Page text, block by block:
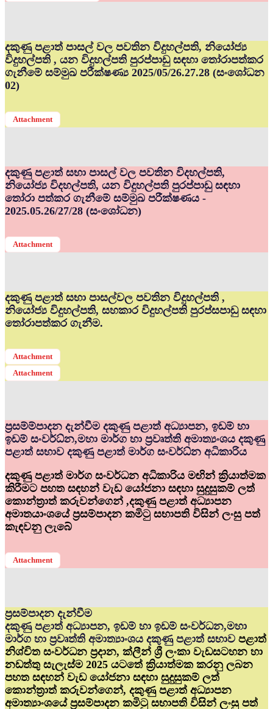
දකුණු පළාත් පාසල් වල පවතින විදුහල්පති, නියෝජ්‍ය
විදුහල්පති , යන විදුහල්පති පුරප්පාඩු සඳහා තෝරාපත්කර
ගැනීමේ සම්මුඛ පරීක්ෂණ්‍ය 2025/05/26.27.28 (සංශෝධන
02)
Attachment
දකුණු පළාත් සභා පාසල් වල පවතින විදහල්පති,
නියෝජ්‍ය විදහල්පති, යන විදුහල්පති පුරප්පාඩු සඳහා
තෝරා පත්කර ගැනීමේ සම්මුඛ පරීක්ෂණය -
2025.05.26/27/28 (සංශෝධන)
Attachment
දකුණු පළාත් සභා පාසල්වල පවතින විදුහල්පති ,
නියෝජ්‍ය විදුහල්පති, සහකාර විදුහල්පති පුරප්සපාඩු සඳහා
තෝරාපත්කර ගැනීම.
Attachment
Attachment
ප්‍රසම්ම්පාදන දැන්වීම දකුණු පළාත් අධ්‍යාපන, ඉඩම් හා
ඉඩම් සංවර්ධ්‍න,මහා මාර්ග හා ප්‍රවෘත්ති අමාත්‍යංශය දකුණු
පළාත් සභාව දකුණු පළාත් මාර්ග සංවර්ධ්‍න අධිකාරිය
දකුණු පළාත් මාර්ග සංවර්ධන අධිකාරිය මඟින් ක්‍රියාත්මක
කිරීමට පහත සඳහන් වැඩ යෝජනා සඳහා සුදුසුකම් ලත්
කොන්ත්‍රාත් කරුවන්ගෙන් ,දකුණු පළාත් අධ්‍යාපන
අමාතයාංශයේ ප්‍රසම්පාදන කමිටු සභාපති විසින් ලංසු පත්
කැඳවනු ලැබේ
Attachment
ප්‍රසම්පාදන දැන්වීම
දකුණු පළාත් අධ්‍යාපන, ඉඩම් හා ඉඩම් සංවර්ධන,මහා
මාර්ග හා ප්‍රවෘත්ති අමාත්‍යාංශය දකුණු පළාත් සභාව පළාත්
නිශ්චිත සංවර්ධන ප්‍රදාන, ක්ලීන් ශ්‍රී ලංකා වැඩසටහන හා
නඩත්තු සැලැස්ම 2025 යටතේ ක්‍රියාත්මක කරනු ලබන
පහත සඳහන් වැඩ යෝජනා සඳහා සුදුසුකම් ලත්
කොන්ත්‍රාත් කරුවන්ගෙන්, දකුණු පළාත් අධ්‍යාපන
අමාත්‍යාංශයේ ප්‍රසම්පාදන කමිටු සභාපති විසින් ලංසු පත්